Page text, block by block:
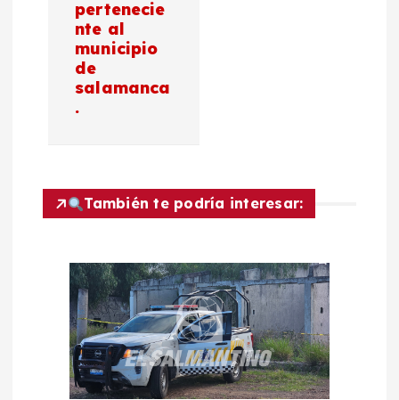
e
pertenecie
nte al
municipio
de
salamanca
.
También te podría interesar: